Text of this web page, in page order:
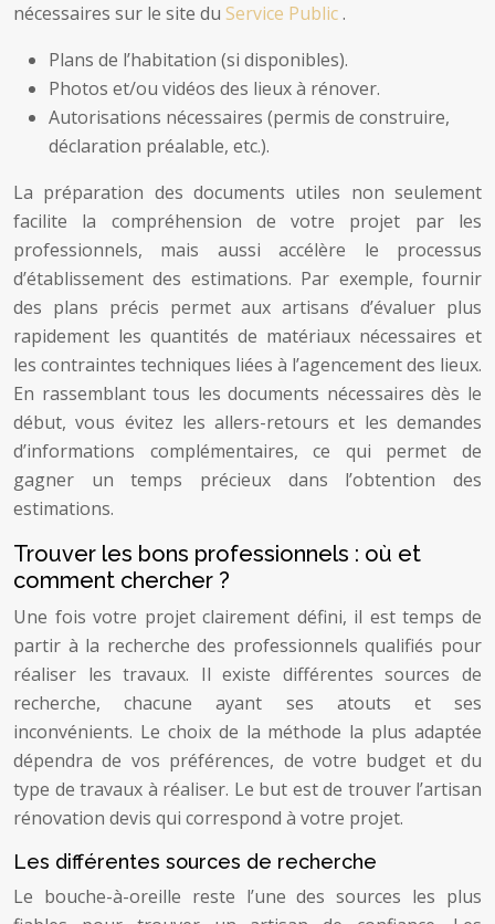
nécessaires sur le site du Service Public.
Plans de l’habitation (si disponibles).
Photos et/ou vidéos des lieux à rénover.
Autorisations nécessaires (permis de construire,
déclaration préalable, etc.).
La préparation des documents utiles non seulement
facilite la compréhension de votre projet par les
professionnels, mais aussi accélère le processus
d’établissement des estimations. Par exemple, fournir
des plans précis permet aux artisans d’évaluer plus
rapidement les quantités de matériaux nécessaires et
les contraintes techniques liées à l’agencement des lieux.
En rassemblant tous les documents nécessaires dès le
début, vous évitez les allers-retours et les demandes
d’informations complémentaires, ce qui permet de
gagner un temps précieux dans l’obtention des
estimations.
Trouver les bons professionnels : où et
comment chercher ?
Une fois votre projet clairement défini, il est temps de
partir à la recherche des professionnels qualifiés pour
réaliser les travaux. Il existe différentes sources de
recherche, chacune ayant ses atouts et ses
inconvénients. Le choix de la méthode la plus adaptée
dépendra de vos préférences, de votre budget et du
type de travaux à réaliser. Le but est de trouver l’artisan
rénovation devis qui correspond à votre projet.
Les différentes sources de recherche
Le bouche-à-oreille reste l’une des sources les plus